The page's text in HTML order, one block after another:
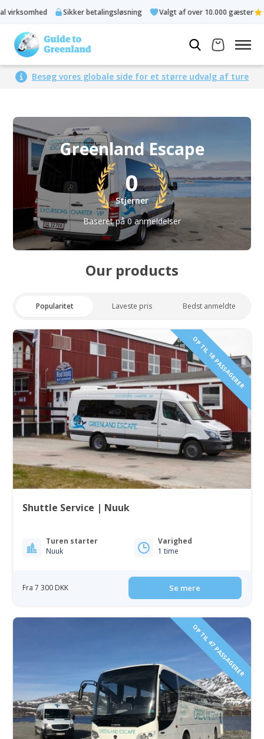
Sikker betalingsløsning Valgt af over 10.000 gæster
Besøg vores globale side for et større udvalg af ture
Greenland Escape
0
Stjerner
Baseret på 0 anmeldelser
Our products
Popularitet Laveste pris Bedst anmeldte
OP TIL 18 PASSAGERER
Shuttle Service | Nuuk
Turen starter
Nuuk
Varighed
1 time
Fra 7 300 DKK Se mere
OP TIL 47 PASSAGERER